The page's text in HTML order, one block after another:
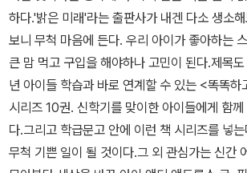
게 만든책인데, 너무 재미있게 읽었어요. 이 책
다시 보고 싶네요. 처음 헤닝 만켈을 만났을때는
는데, 이번 소설은 기대에 못 미쳤어요. 읽은후
난 여름에 한 일을 알고 있다'의 작가라는 것을
화가 생각나게 하긴하는데, 기대하지 않아서인
습니다.로맨스 (15권) 순수 로맨스 소설로 분
에 없는것 같네요. 암튼, '가을의 전설'은 영화
하다.'밝은 미래'라는 출판사가 내겐 다소 생소
보니 무척 마음에 든다. 우리 아이가 좋아하는
큰 맘 먹고 구입을 해야하나 고민이 된다.제목
년 아이들 학습과 바로 연계할 수 있는 <똑똑하
시리즈 10권. 신학기를 맞이한 아이들에게 함께
다.그리고 학급문고 안에 이런 책 시리즈를 넣
무척 기쁜 일이 될 것이다.그 외 관심가는 신간